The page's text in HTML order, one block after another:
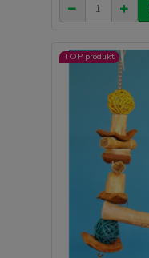
TOP produkt